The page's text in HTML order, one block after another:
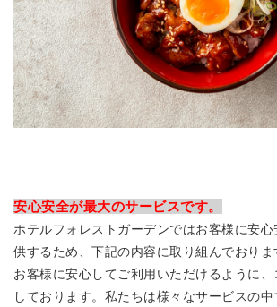
安心安全が最大のサービスです。
ホテルフォレストガーデンではお客様に安
供するため、下記の内容に取り組んでおりま
お客様に安心してご利用いただけるように
しております。私たちは様々なサービスの